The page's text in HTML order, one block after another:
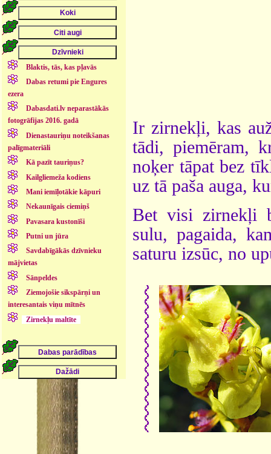
Blaktis, tās, kas pļavās
Dabas retumi pie Engures
ezera
Dabasdati.lv neparastākās
fotogrāfijas 2016. gadā
Dienastauriņu noteikšanas
palīgmateriāli
Kā pazīt tauriņus?
Kailgliemeža kodiens
Mani iemīļotākie kāpuri
Nekaunīgais ciemiņš
Pavasara kustonīši
Putni un jūra
Savdabīgākās dzīvnieku
mājvietas
Sānpeldes
Ziemojošie sikspārņi un
interesantais viņu mītnēs
Zirnekļu maltīte
Ir zirnekļi, kas
tādi, piemēram,
noķer tāpat bez
uz tā paša auga,
Bet visi zirnekļi
sulu, pagaida,
saturu izsūc, no